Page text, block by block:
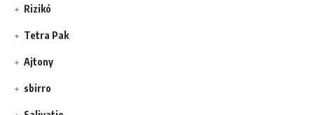
Rizikó
Tetra Pak
Ajtony
sbirro